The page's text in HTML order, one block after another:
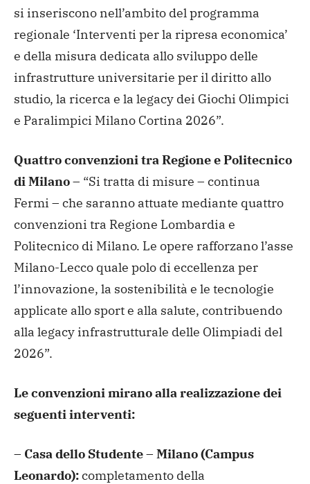
si inseriscono nell’ambito del programma
regionale ‘Interventi per la ripresa economica’
e della misura dedicata allo sviluppo delle
infrastrutture universitarie per il diritto allo
studio, la ricerca e la legacy dei Giochi Olimpici
e Paralimpici Milano Cortina 2026”.
Quattro convenzioni tra Regione e Politecnico
di Milano– “Si tratta di misure – continua
Fermi – che saranno attuate mediante quattro
convenzioni tra Regione Lombardia e
Politecnico di Milano. Le opere rafforzano l’asse
Milano-Lecco quale polo di eccellenza per
l’innovazione, la sostenibilità e le tecnologie
applicate allo sport e alla salute, contribuendo
alla legacy infrastrutturale delle Olimpiadi del
2026”.
Le convenzioni mirano alla realizzazione dei
seguenti interventi:
– Casa dello Studente – Milano (Campus
Leonardo):completamento della